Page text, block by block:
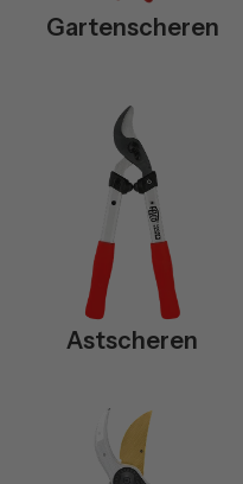
Gartenscheren
Astscheren